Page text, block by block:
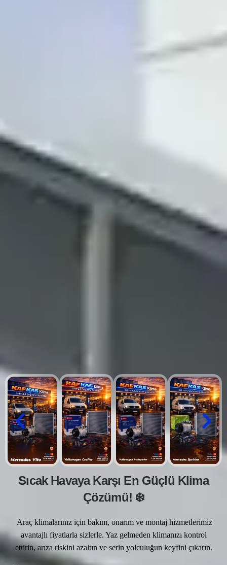
Sıcak Havaya Karşı En Güçlü Klima
Çözümü! ❄️
Araç klimalarınız için bakım, onarım ve montaj hizmetlerimiz
avantajlı fiyatlarla sizlerle. Yaz gelmeden klimanızı kontrol
ettirin, arıza riskini azaltın ve serin yolculuğun keyfini çıkarın.